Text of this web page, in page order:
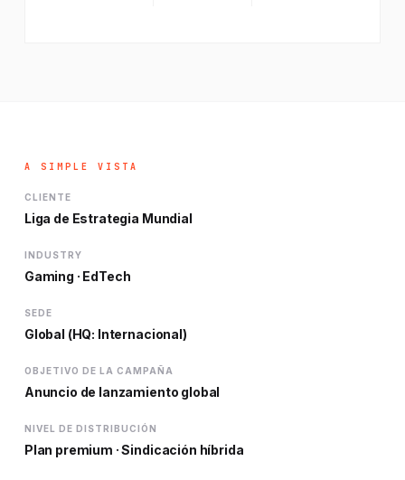
A SIMPLE VISTA
CLIENTE
Liga de Estrategia Mundial
INDUSTRY
Gaming · EdTech
SEDE
Global (HQ: Internacional)
OBJETIVO DE LA CAMPAÑA
Anuncio de lanzamiento global
NIVEL DE DISTRIBUCIÓN
Plan premium · Sindicación híbrida